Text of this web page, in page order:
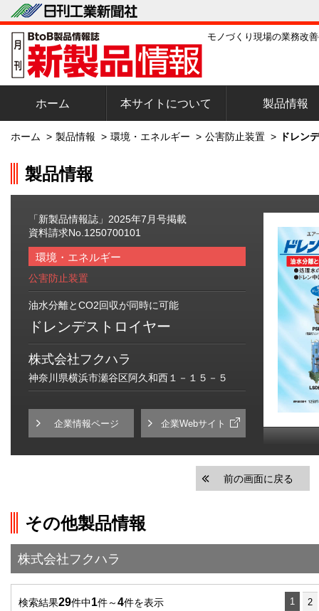
モノづくり現場の業務改
ホーム 本サイトについて 製品情報
ホーム > 製品情報 > 環境・エネルギー > 公害防止装置 > ドレン
製品情報
「新製品情報誌」2025年7月号掲載
資料請求No.1250700101
環境・エネルギー
公害防止装置
油水分離とCO2回収が同時に可能
ドレンデストロイヤー
株式会社フクハラ
神奈川県横浜市瀬谷区阿久和西１－１５－５
企業情報ページ 企業Webサイト
前の画面に戻る
その他製品情報
株式会社フクハラ
検索結果29件中1件～4件を表示 1 2